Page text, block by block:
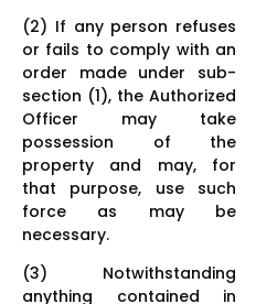
(2) If any person refuses
or fails to comply with an
order made under sub-
section (1), the Authorized
Officer may take
possession of the
property and may, for
that purpose, use such
force as may be
necessary.
(3) Notwithstanding
anything contained in